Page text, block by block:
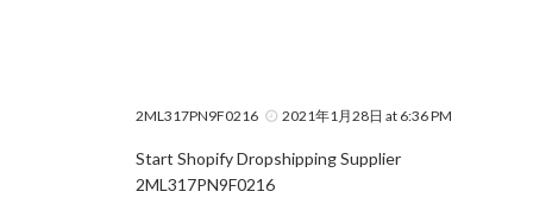
2ML317PN9F0216 2021年1月28日 at 6:36 PM
Start Shopify Dropshipping Supplier
2ML317PN9F0216